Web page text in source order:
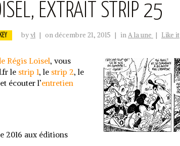
EXTRAIT STRIP 25
byvl | on décembre 21, 2015 | inA la une | Like it
Régis Loisel, vous
le strip 1, le strip 2, le
écouter l’entretien
2016 aux éditions